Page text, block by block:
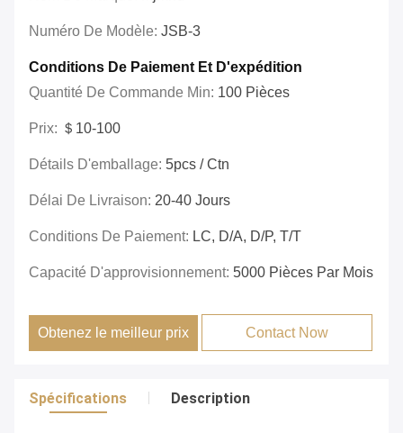
Numéro De Modèle: JSB-3
Conditions De Paiement Et D'expédition
Quantité De Commande Min: 100 Pièces
Prix: ＄10-100
Détails D'emballage: 5pcs / Ctn
Délai De Livraison: 20-40 Jours
Conditions De Paiement: LC, D/A, D/P, T/T
Capacité D'approvisionnement: 5000 Pièces Par Mois
Obtenez le meilleur prix Contact Now
Spécifications Description